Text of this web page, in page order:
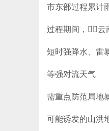
市东部过程累计
过程期间，云
短时强降水、雷
等强对流天气
需重点防范局地
可能诱发的山洪